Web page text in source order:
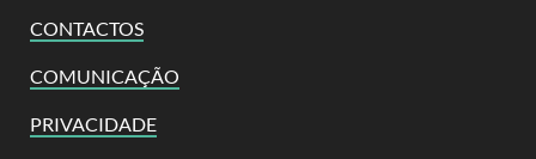
CONTACTOS
COMUNICAÇÃO
PRIVACIDADE